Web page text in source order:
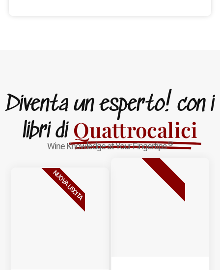
Diventa un esperto! con i
libri di Quattrocalici
Wine Knowledge at Your Fingertips®
NUOVA USCITA BESTSELLER